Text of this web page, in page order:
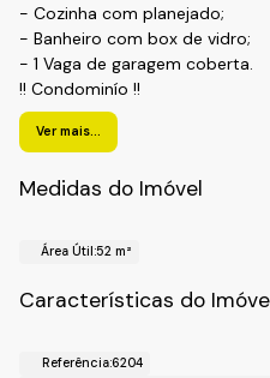
- Cozinha com planejado;
- Banheiro com box de vidro;
- 1 Vaga de garagem coberta.
!! Condominío !!
- Portaria 24h;
- Churrasqueira;
Bairro: Vila Hortolandia
Realize o Seu Cadastro e
Fale com a Fiveh Soluções
Ver mais...
Medidas do Imóvel
Área Útil:52 m²
Características do
Referência:6204